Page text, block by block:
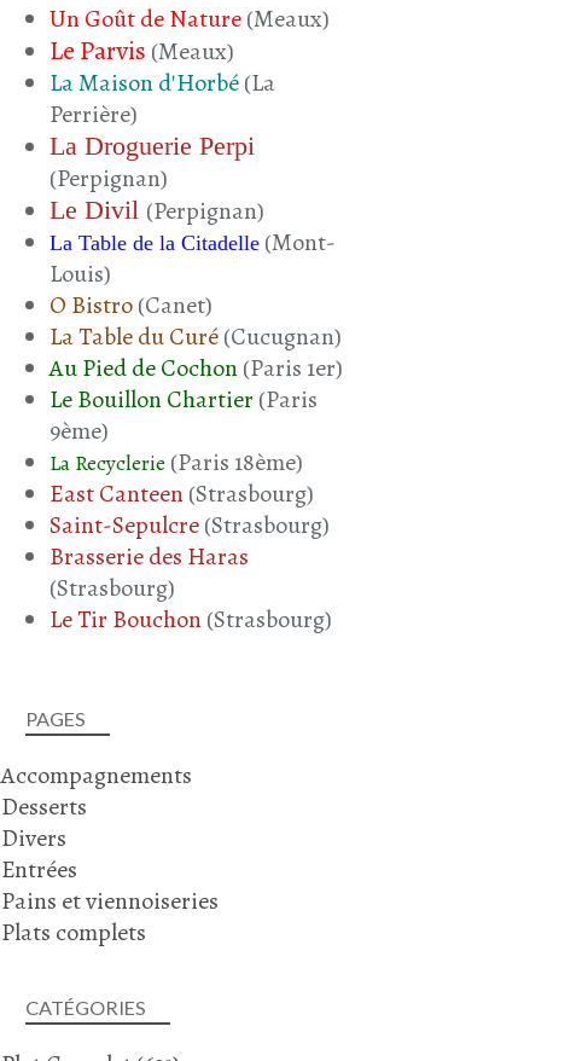
PAGES
Accompagnements
Desserts
Divers
Entrées
Pains et viennoiseries
Plats complets
CATÉGORIES
Un Goût de Nature(Meaux)
Le Parvis (Meaux)
La Maison d'Horbé(La
Perrière)
La Droguerie Perpi
(Perpignan)
Le Divil (Perpignan)
La Table de la Citadelle (Mont-
Louis)
O Bistro(Canet)
La Table du Curé(Cucugnan)
Au Pied de Cochon(Paris 1er)
Le Bouillon Chartier (Paris
9ème)
La Recyclerie (Paris 18ème)
East Canteen(Strasbourg)
Saint-Sepulcre(Strasbourg)
Brasserie des Haras
(Strasbourg)
Le Tir Bouchon(Strasbourg)